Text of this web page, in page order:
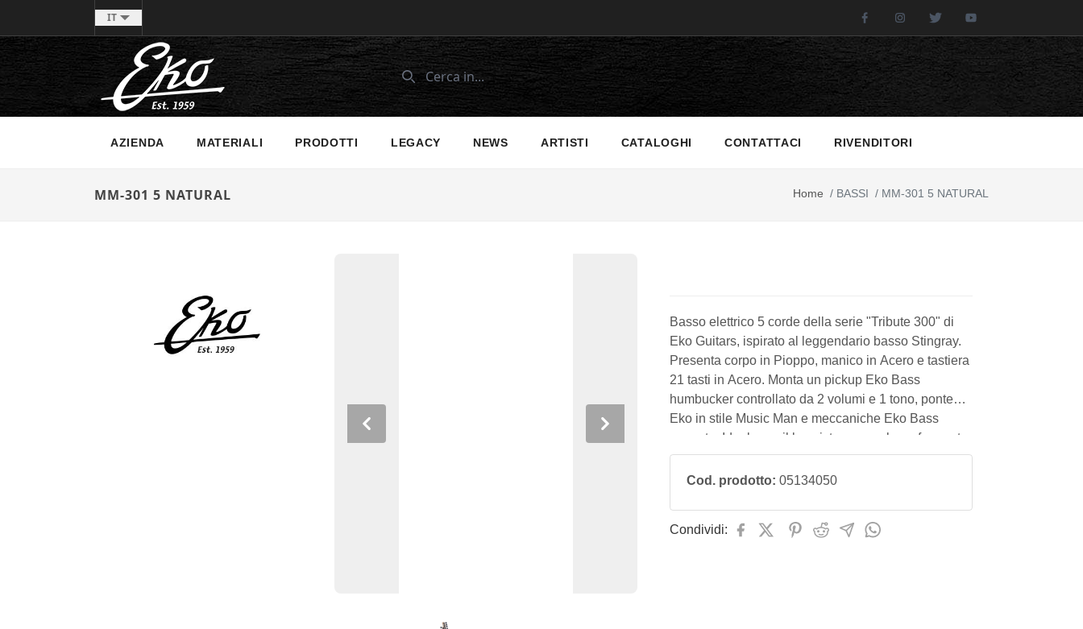
IT FacebookInstagramTwitter
AZIENDA MATERIALI PRODOTTI LEGACY NEWS ARTISTI CATALOGHI CONTATTACI RIVENDITORI
MM-301 5 NATURAL Home / BASSI / MM-301 5 NATURAL
Previous Next
Basso elettrico 5 corde della serie "Tribute 300" di
Eko Guitars, ispirato al leggendario basso Stingray.
Presenta corpo in Pioppo, manico in Acero e tastiera
21 tasti in Acero. Monta un pickup Eko Bass
humbucker controllato da 2 volumi e 1 tono, ponte
Eko in stile Music Man e meccaniche Eko Bass
cromate. Ideale per il bassista pop-rock, performante
anche con l'utilizzo del plettro.
Cod. prodotto: 05134050
Condividi: